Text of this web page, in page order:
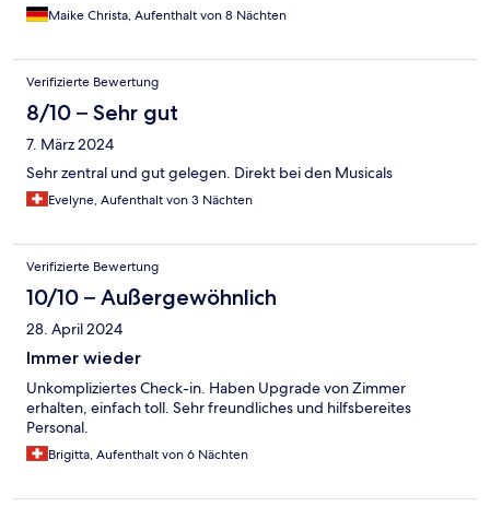
Maike Christa, Aufenthalt von 8 Nächten
Verifizierte Bewertung
8/10 – Sehr gut
7. März 2024
Sehr zentral und gut gelegen. Direkt bei den Musicals
Evelyne, Aufenthalt von 3 Nächten
Verifizierte Bewertung
10/10 – Außergewöhnlich
28. April 2024
Immer wieder
Unkompliziertes Check-in. Haben Upgrade von Zimmer
erhalten, einfach toll. Sehr freundliches und hilfsbereites
Personal.
Brigitta, Aufenthalt von 6 Nächten